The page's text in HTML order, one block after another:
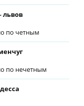
львов
по четным
по нечетным